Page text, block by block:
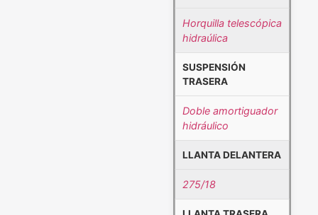
Horquilla telescópica
hidraúlica
SUSPENSIÓN
TRASERA
Doble amortiguador
hidráulico
LLANTA DELANTERA
275/18